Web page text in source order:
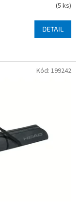
(5 ks)
DETAIL
Kód: 199242